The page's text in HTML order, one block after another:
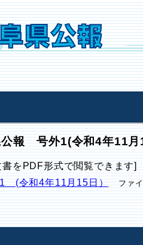
公報 号外1(令和4年11月
書をPDF形式で閲覧できます]
(令和4年11月15日）
ファ